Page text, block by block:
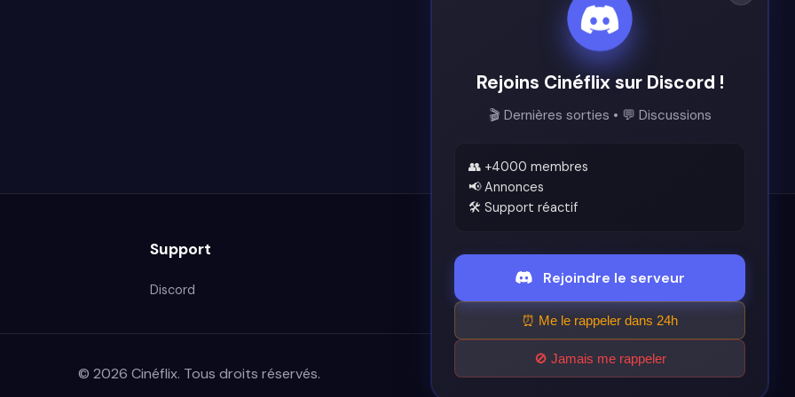
Support
Discord Conditions d'utilisation
© 2026 Cinéflix. Tous droits réservés.
Rejoins Cinéflix sur Discord !
🎬 Dernières sorties • 💬 Discussions
👥 +4000 membres
📢 Annonces
🛠️ Support réactif
Rejoindre le serveur
⏰ Me le rappeler dans 24h
🚫 Jamais me rappeler